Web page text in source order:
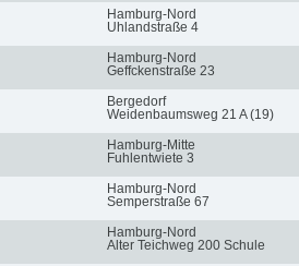
Hamburg-Nord
Uhlandstraße 4
Hamburg-Nord
Geffckenstraße 23
Bergedorf
Weidenbaumsweg 21 A (19)
Hamburg-Mitte
Fuhlentwiete 3
Hamburg-Nord
Semperstraße 67
Hamburg-Nord
Alter Teichweg 200 Schule